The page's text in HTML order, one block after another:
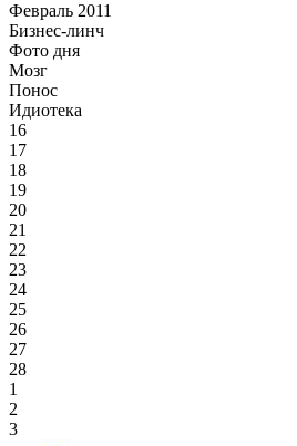
Февраль 2011
Бизнес-линч
Фото дня
Мозг
Понос
Идиотека
16
17
18
19
20
21
22
23
24
25
26
27
28
1
2
3